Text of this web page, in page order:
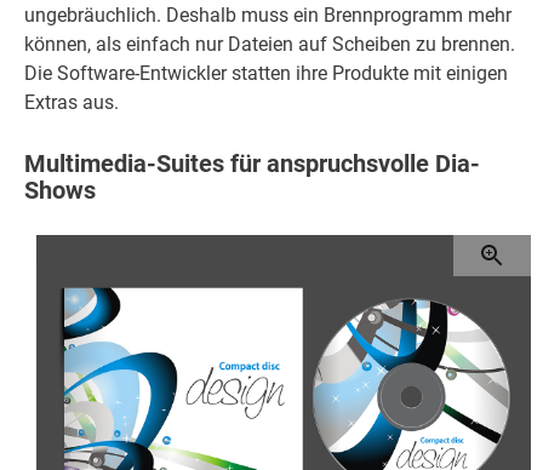
ungebräuchlich. Deshalb muss ein Brennprogramm mehr
können, als einfach nur Dateien auf Scheiben zu brennen.
Die Software-Entwickler statten ihre Produkte mit einigen
Extras aus.
Multimedia-Suites für anspruchsvolle Dia-
Shows